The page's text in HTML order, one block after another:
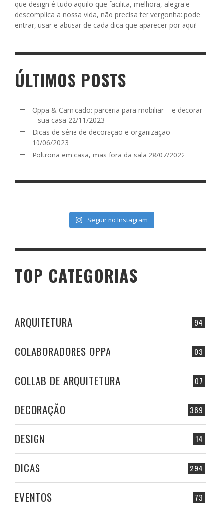
que design é tudo aquilo que facilita, melhora, alegra e
descomplica a nossa vida, não precisa ter vergonha: pode
entrar, usar e abusar de cada dica que aparecer por aqui!
ÚLTIMOS POSTS
Oppa & Camicado: parceria para mobiliar – e decorar
– sua casa 22/11/2023
Dicas de série de decoração e organização
10/06/2023
Poltrona em casa, mas fora da sala 28/07/2022
Seguir no Instagram
TOP CATEGORIAS
94
ARQUITETURA
03
COLABORADORES OPPA
07
COLLAB DE ARQUITETURA
369
DECORAÇÃO
14
DESIGN
294
DICAS
73
EVENTOS